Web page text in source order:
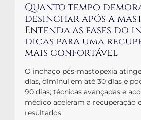
Quanto tempo
desinchar após a
Entenda as fases do
dicas para uma
mais confortável
O inchaço pós-mastopexia
dias, diminui em até 30 dias e
90 dias; técnicas avançadas e
médico aceleram a recuperação
resultados.